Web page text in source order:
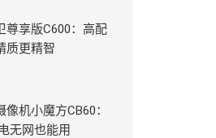
尊享版C600：高配
质更精智
像机小魔方CB60：
无网也能用